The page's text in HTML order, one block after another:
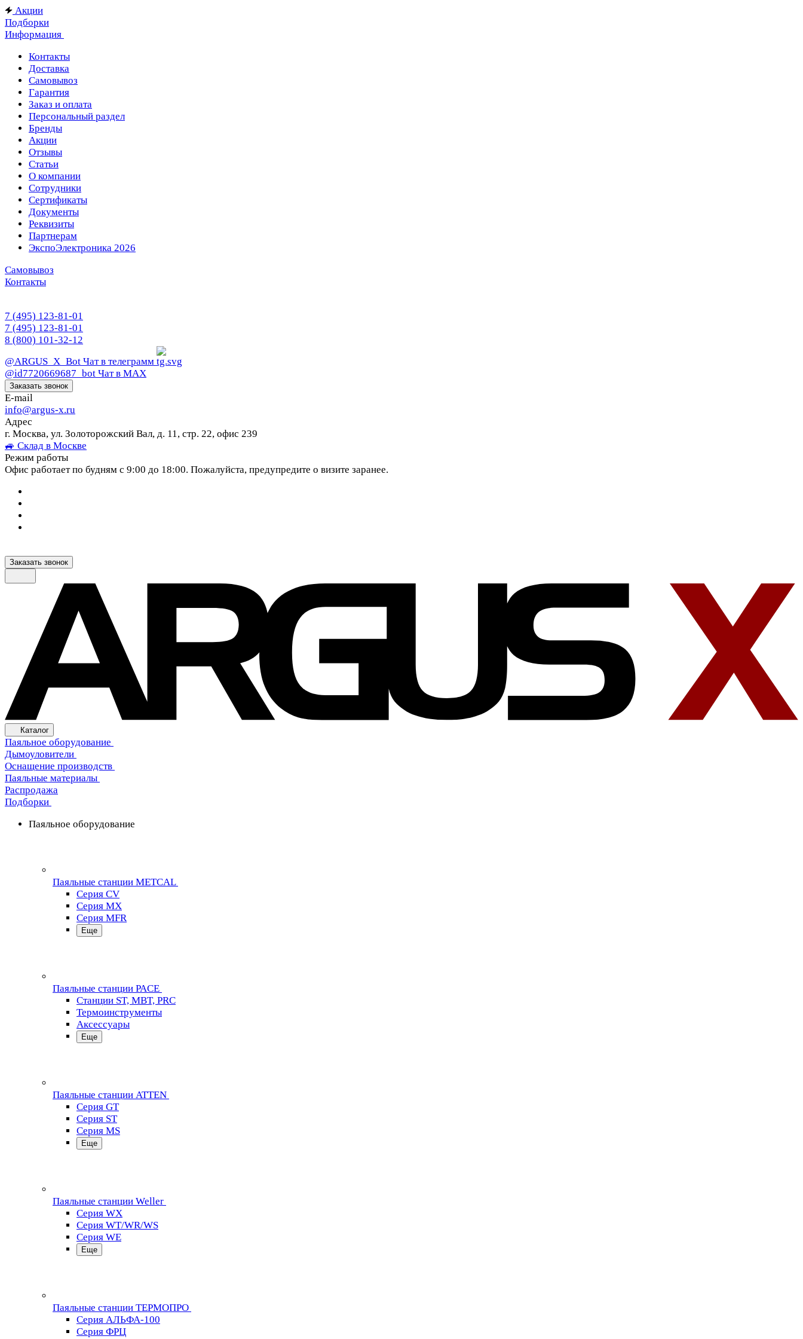
Акции
Подборки
Информация
Контакты
Доставка
Самовывоз
Гарантия
Заказ и оплата
Персональный раздел
Бренды
Акции
Отзывы
Статьи
О компании
Сотрудники
Сертификаты
Документы
Реквизиты
Партнерам
ЭкспоЭлектроника 2026
Самовывоз
Контакты
7 (495) 123-81-01
7 (495) 123-81-01
8 (800) 101-32-12
@ARGUS_X_Bot Чат в телеграмм
@id7720669687_bot Чат в МАХ
Заказать звонок
E-mail
info@argus-x.ru
Адрес
г. Москва, ул. Золоторожский Вал, д. 11, стр. 22, офис 239
🚙 Склад в Москве
Режим работы
Офис работает по будням с 9:00 до 18:00. Пожалуйста, предупредите о визите заранее.
Заказать звонок
Каталог
Паяльное оборудование
Дымоуловители
Оснащение производств
Паяльные материалы
Распродажа
Подборки
Паяльное оборудование
Паяльные станции METCAL
Серия CV
Серия MX
Серия MFR
Еще
Паяльные станции PACE
Станции ST, MBT, PRC
Термоинструменты
Аксессуары
Еще
Паяльные станции ATTEN
Серия GT
Серия ST
Серия MS
Еще
Паяльные станции Weller
Серия WX
Серия WT/WR/WS
Серия WE
Еще
Паяльные станции ТЕРМОПРО
Серия АЛЬФА-100
Серия ФРЦ